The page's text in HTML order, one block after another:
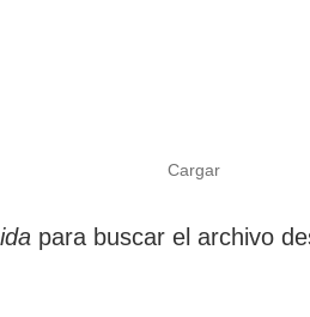
Cargar
para buscar el archivo